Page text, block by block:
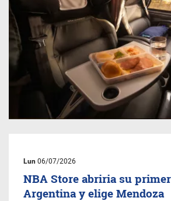
Lun 06/07/2026
NBA Store abriria su
Argentina y elige Mendoza